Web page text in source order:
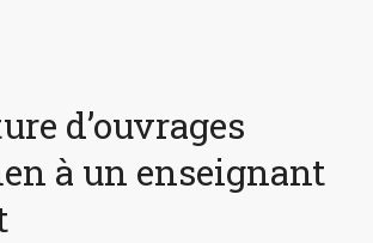
d’ouvrages
à un enseignant